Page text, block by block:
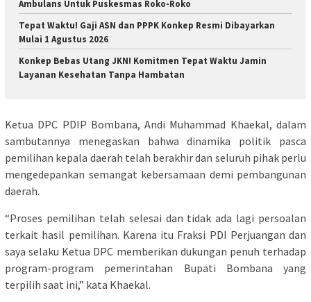
Ambulans Untuk Puskesmas Roko-Roko
Tepat Waktu! Gaji ASN dan PPPK Konkep Resmi Dibayarkan
Mulai 1 Agustus 2026
Konkep Bebas Utang JKN! Komitmen Tepat Waktu Jamin
Layanan Kesehatan Tanpa Hambatan
Ketua DPC PDIP Bombana, Andi Muhammad Khaekal, dalam
sambutannya menegaskan bahwa dinamika politik pasca
pemilihan kepala daerah telah berakhir dan seluruh pihak perlu
mengedepankan semangat kebersamaan demi pembangunan
daerah.
“Proses pemilihan telah selesai dan tidak ada lagi persoalan
terkait hasil pemilihan. Karena itu Fraksi PDI Perjuangan dan
saya selaku Ketua DPC memberikan dukungan penuh terhadap
program-program pemerintahan Bupati Bombana yang
terpilih saat ini,” kata Khaekal.